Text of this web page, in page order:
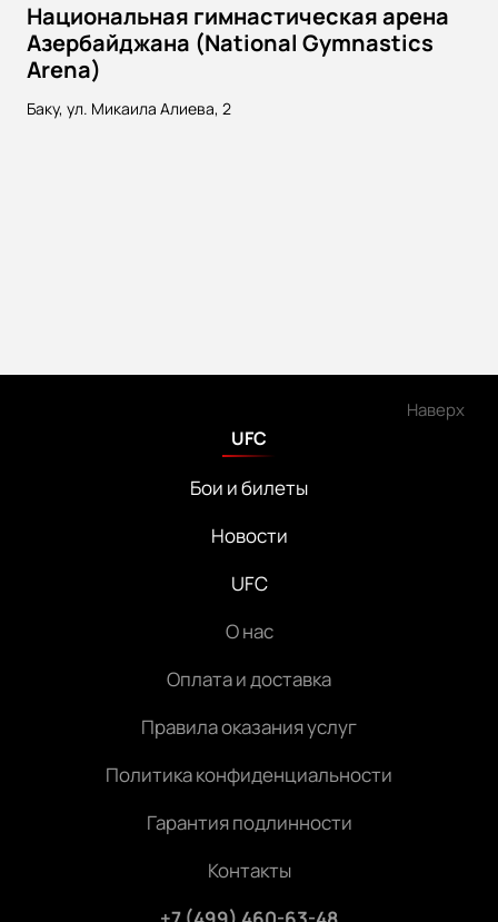
Национальная гимнастическая арена
Азербайджана (National Gymnastics
Arena)
Баку, ул. Микаила Алиева, 2
Наверх
UFC
Бои и билеты
Новости
UFC
О нас
Оплата и доставка
Правила оказания услуг
Политика конфиденциальности
Гарантия подлинности
Контакты